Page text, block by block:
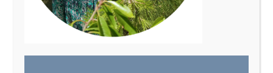
ménopause